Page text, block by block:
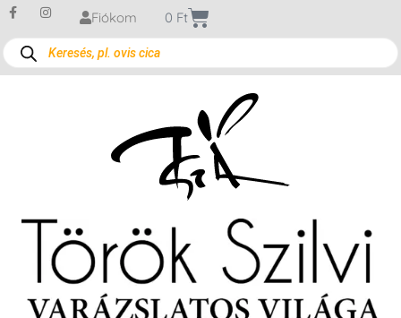
Fiókom 0 Ft